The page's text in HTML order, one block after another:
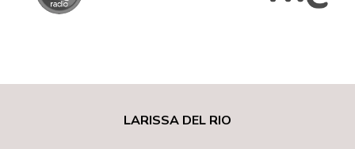
LARISSA DEL RIO